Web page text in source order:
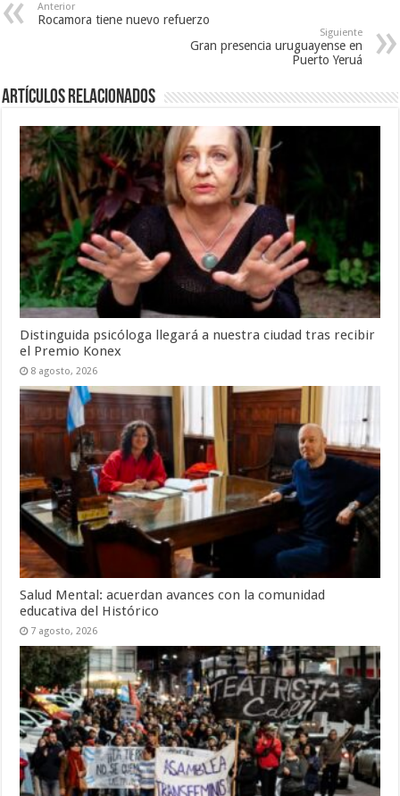
Anterior
Rocamora tiene nuevo refuerzo
Siguiente
Gran presencia uruguayense en
Puerto Yeruá
Artículos Relacionados
Distinguida psicóloga llegará a nuestra ciudad tras recibir
el Premio Konex
8 agosto, 2026
Salud Mental: acuerdan avances con la comunidad
educativa del Histórico
7 agosto, 2026